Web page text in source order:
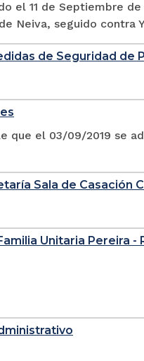
el 11 de Septiembre
seguido contra
de Seguridad de
el 03/09/2019 se
Sala de Casación
Unitaria Pereira -